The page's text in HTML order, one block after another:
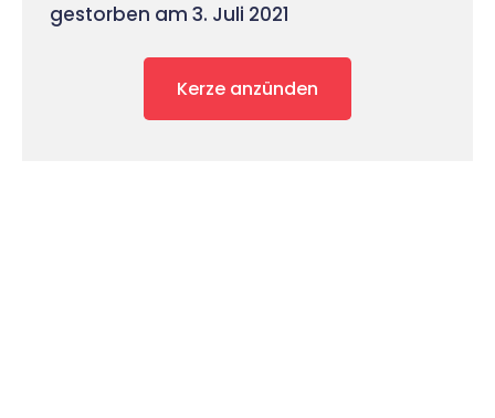
gestorben am 3. Juli 2021
Kerze anzünden